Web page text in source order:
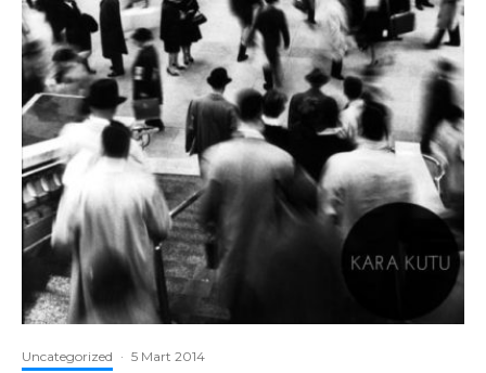
Uncategorized · 5 Mart 2014